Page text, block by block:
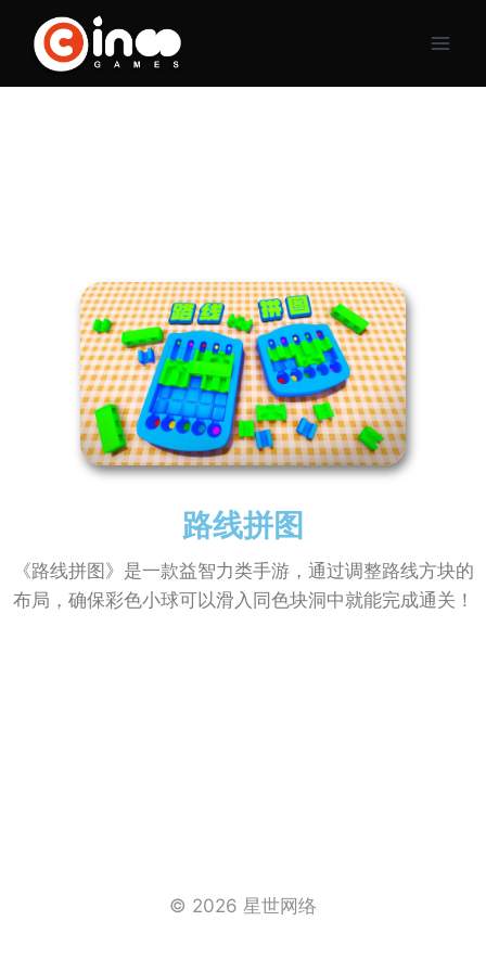
路线拼图
《路线拼图》是一款益智力类手游，通过调整路线方块的
布局，确保彩色小球可以滑入同色块洞中就能完成通关！
© 2026 星世网络